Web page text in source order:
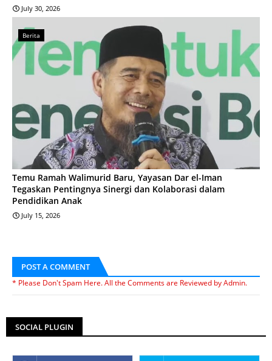
July 30, 2026
Berita
Temu Ramah Walimurid Baru, Yayasan Dar el-Iman
Tegaskan Pentingnya Sinergi dan Kolaborasi dalam
Pendidikan Anak
July 15, 2026
POST A COMMENT
* Please Don't Spam Here. All the Comments are Reviewed by Admin.
SOCIAL PLUGIN